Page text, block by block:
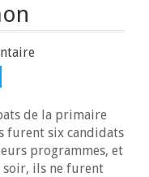
de la primaire
furent six candidats
programmes, et
soir, ils ne furent